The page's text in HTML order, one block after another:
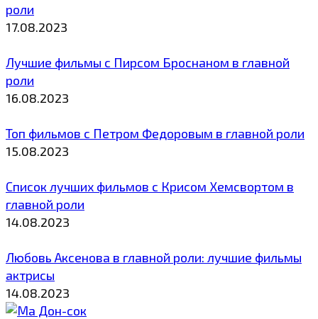
роли
17.08.2023
Лучшие фильмы с Пирсом Броснаном в главной
роли
16.08.2023
Топ фильмов с Петром Федоровым в главной роли
15.08.2023
Список лучших фильмов с Крисом Хемсвортом в
главной роли
14.08.2023
Любовь Аксенова в главной роли: лучшие фильмы
актрисы
14.08.2023